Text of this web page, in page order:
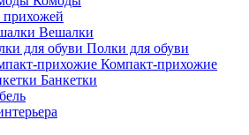
прихожей
Вешалки
Полки для обуви
Компакт-прихожие
Банкетки